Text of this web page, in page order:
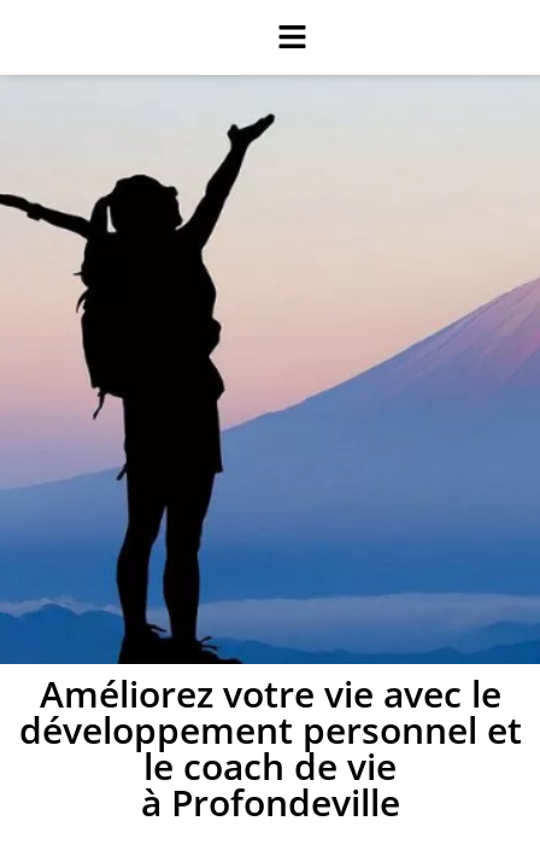
Développement
personnel à
Profondeville
Améliorez votre vie avec le
développement personnel et
le coach de vie
à Profondeville